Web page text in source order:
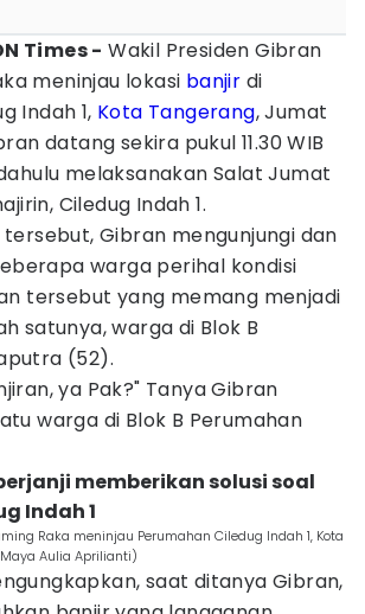
Times - Wakil Presiden Gibran
meninjau lokasi banjir di
Indah 1, Kota Tangerang, Jumat
datang sekira pukul 11.30 WIB
melaksanakan Salat Jumat
Ciledug Indah 1.
Gibran mengunjungi dan
warga perihal kondisi
tersebut yang memang menjadi
satunya, warga di Blok B
(52).
ya Pak?" Tanya Gibran
warga di Blok B Perumahan
memberikan solusi soal
Indah 1
Raka meninjau Perumahan Ciledug Indah 1, Kota
Aulia Aprilianti)
saat ditanya Gibran,